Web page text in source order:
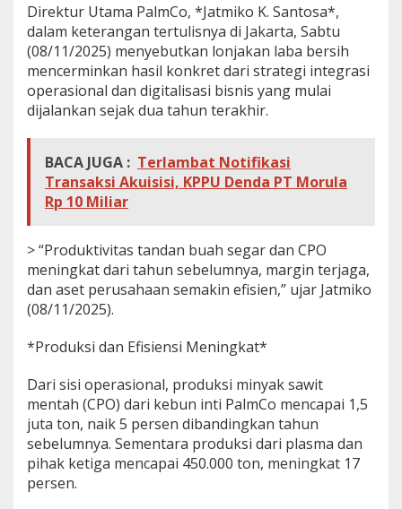
Direktur Utama PalmCo, *Jatmiko K. Santosa*,
dalam keterangan tertulisnya di Jakarta, Sabtu
(08/11/2025) menyebutkan lonjakan laba bersih
mencerminkan hasil konkret dari strategi integrasi
operasional dan digitalisasi bisnis yang mulai
dijalankan sejak dua tahun terakhir.
BACA JUGA : Terlambat Notifikasi
Transaksi Akuisisi, KPPU Denda PT Morula
Rp 10 Miliar
> “Produktivitas tandan buah segar dan CPO
meningkat dari tahun sebelumnya, margin terjaga,
dan aset perusahaan semakin efisien,” ujar Jatmiko
(08/11/2025).
*Produksi dan Efisiensi Meningkat*
Dari sisi operasional, produksi minyak sawit
mentah (CPO) dari kebun inti PalmCo mencapai 1,5
juta ton, naik 5 persen dibandingkan tahun
sebelumnya. Sementara produksi dari plasma dan
pihak ketiga mencapai 450.000 ton, meningkat 17
persen.